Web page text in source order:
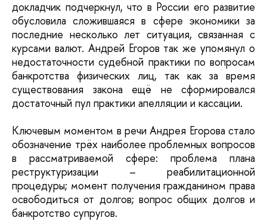
докладчик подчеркнул, что в России его развитие
обусловила сложившаяся в сфере экономики за
последние несколько лет ситуация, связанная с
курсами валют. Андрей Егоров так же упомянул о
недостаточности судебной практики по вопросам
банкротства физических лиц, так как за время
существования закона ещё не сформировался
достаточный пул практики апелляции и кассации.
Ключевым моментом в речи Андрея Егорова стало
обозначение трёх наиболее проблемных вопросов
в рассматриваемой сфере: проблема плана
реструктуризации – реабилитационной
процедуры; момент получения гражданином права
освободиться от долгов; вопрос общих долгов и
банкротство супругов.